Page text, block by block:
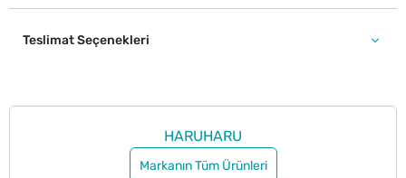
Teslimat Seçenekleri
HARUHARU
Markanın Tüm Ürünleri